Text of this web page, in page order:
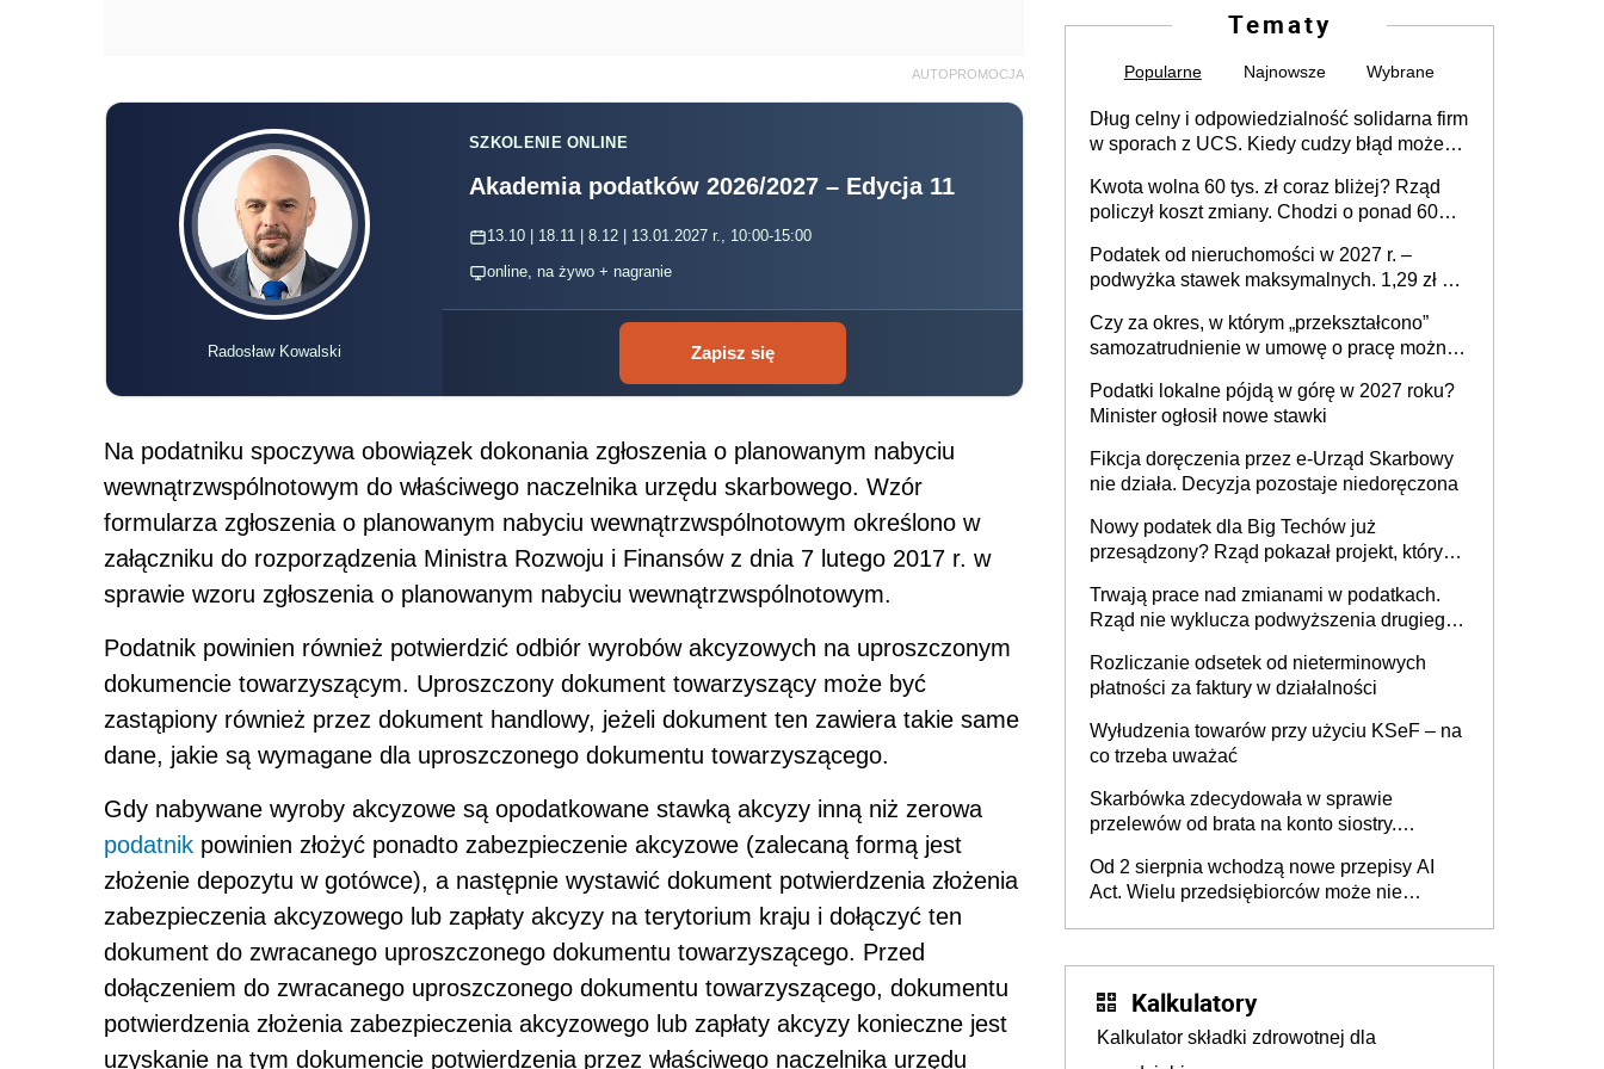
AUTOPROMOCJA
Radosław Kowalski
SZKOLENIE ONLINE
Akademia podatków 2026/2027 – Edycja 11
13.10 | 18.11 | 8.12 | 13.01.2027 r., 10:00-15:00
online, na żywo + nagranie
Zapisz się
Na podatniku spoczywa obowiązek dokonania zgłoszenia o planowanym nabyciu
wewnątrzwspólnotowym do właściwego naczelnika urzędu skarbowego. Wzór
formularza zgłoszenia o planowanym nabyciu wewnątrzwspólnotowym określono w
załączniku do rozporządzenia Ministra Rozwoju i Finansów z dnia 7 lutego 2017 r. w
sprawie wzoru zgłoszenia o planowanym nabyciu wewnątrzwspólnotowym.
Podatnik powinien również potwierdzić odbiór wyrobów akcyzowych na uproszczonym
dokumencie towarzyszącym. Uproszczony dokument towarzyszący może być
zastąpiony również przez dokument handlowy, jeżeli dokument ten zawiera takie same
dane, jakie są wymagane dla uproszczonego dokumentu towarzyszącego.
Gdy nabywane wyroby akcyzowe są opodatkowane stawką akcyzy inną niż zerowa
podatnik powinien złożyć ponadto zabezpieczenie akcyzowe (zalecaną formą jest
złożenie depozytu w gotówce), a następnie wystawić dokument potwierdzenia złożenia
zabezpieczenia akcyzowego lub zapłaty akcyzy na terytorium kraju i dołączyć ten
dokument do zwracanego uproszczonego dokumentu towarzyszącego. Przed
dołączeniem do zwracanego uproszczonego dokumentu towarzyszącego, dokumentu
potwierdzenia złożenia zabezpieczenia akcyzowego lub zapłaty akcyzy konieczne jest
uzyskanie na tym dokumencie potwierdzenia przez właściwego naczelnika urzędu
Tematy
Popularne Najnowsze Wybrane
Dług celny i odpowiedzialność solidarna firm
w sporach z UCS. Kiedy cudzy błąd może
Kwota wolna 60 tys. zł coraz bliżej? Rząd
policzył koszt zmiany. Chodzi o ponad 60
Podatek od nieruchomości w 2027 r. –
podwyżka stawek maksymalnych. 1,29 zł za
budynków i lokali związanych z
prowadzeniem działalności gospodarczej
Czy za okres, w którym „przekształcono”
samozatrudnienie w umowę o pracę można
umowy cywilnoprawnej jedynym
racjonalnym wyjściem
Podatki lokalne pójdą w górę w 2027 roku?
Minister ogłosił nowe stawki
Fikcja doręczenia przez e-Urząd Skarbowy
nie działa. Decyzja pozostaje niedoręczona
Nowy podatek dla Big Techów już
przesądzony? Rząd pokazał projekt, który
Trwają prace nad zmianami w podatkach.
Rząd nie wyklucza podwyższenia drugiego
Rozliczanie odsetek od nieterminowych
płatności za faktury w działalności
Wyłudzenia towarów przy użyciu KSeF – na
co trzeba uważać
Skarbówka zdecydowała w sprawie
przelewów od brata na konto siostry.
darowizna, ale podatku jednak nie będzie
Od 2 sierpnia wchodzą nowe przepisy AI
Act. Wielu przedsiębiorców może nie
Kalkulatory
Kalkulator składki zdrowotnej dla